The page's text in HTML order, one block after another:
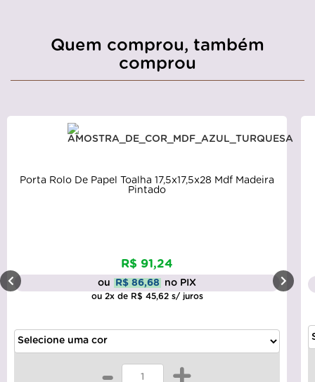
Quem comprou, também
comprou
Porta Rolo De Papel Toalha 17,5x17,5x28 Mdf Madeira
Pintado
R$ 91,24
ou R$ 86,68 no PIX
ou 2x de R$ 45,62 s/ juros